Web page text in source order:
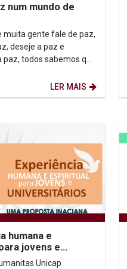
num mundo de
muita gente fale de paz,
deseje a paz e
todos sabemos que
LER MAIS
humana e
jovens e
2025.2
Unicap